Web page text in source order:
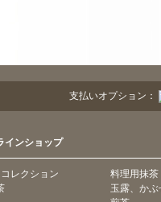
支払いオプション：
インショップ
レクション
料理用抹茶
玉露、かぶ